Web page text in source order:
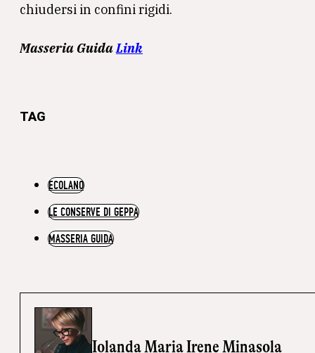
chiudersi in confini rigidi.
Masseria GuidaLink
TAG
ECOLANO
LE CONSERVE DI GEPPA
MASSERIA GUIDA
Iolanda Maria Irene Minasola